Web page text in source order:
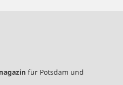
für Potsdam und